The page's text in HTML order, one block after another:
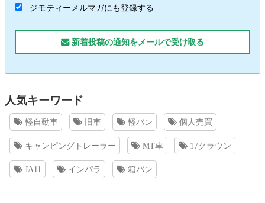
ジモティーメルマガにも登録する
新着投稿の通知をメールで受け取る
人気キーワード
軽自動車 旧車 軽バン 個人売買
キャンピングトレーラー MT車 17クラウン
JA11 インパラ 箱バン